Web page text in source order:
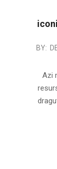
2010-
BY:
Azi